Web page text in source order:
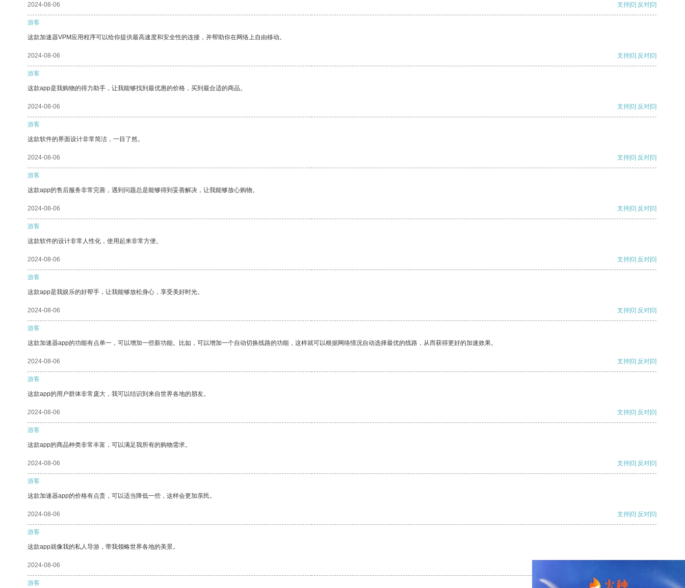
2024-08-06 支持[0] 反对[0]
游客
这款加速器VPM应用程序可以给你提供最高速度和安全性的连接，并帮助你在网络上自由移动。
2024-08-06 支持[0] 反对[0]
游客
这款app是我购物的得力助手，让我能够找到最优惠的价格，买到最合适的商品。
2024-08-06 支持[0] 反对[0]
游客
这款软件的界面设计非常简洁，一目了然。
2024-08-06 支持[0] 反对[0]
游客
这款app的售后服务非常完善，遇到问题总是能够得到妥善解决，让我能够放心购物。
2024-08-06 支持[0] 反对[0]
游客
这款软件的设计非常人性化，使用起来非常方便。
2024-08-06 支持[0] 反对[0]
游客
这款app是我娱乐的好帮手，让我能够放松身心，享受美好时光。
2024-08-06 支持[0] 反对[0]
游客
这款加速器app的功能有点单一，可以增加一些新功能。比如，可以增加一个自动切换线路的功能，这样就可以根据网络情况自动选择最优的线路，从而获得更好的加速效果。
2024-08-06 支持[0] 反对[0]
游客
这款app的用户群体非常庞大，我可以结识到来自世界各地的朋友。
2024-08-06 支持[0] 反对[0]
游客
这款app的商品种类非常丰富，可以满足我所有的购物需求。
2024-08-06 支持[0] 反对[0]
游客
这款加速器app的价格有点贵，可以适当降低一些，这样会更加亲民。
2024-08-06 支持[0] 反对[0]
游客
这款app就像我的私人导游，带我领略世界各地的美景。
2024-08-06
游客